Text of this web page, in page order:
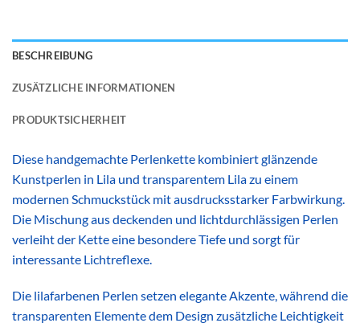
BESCHREIBUNG
ZUSÄTZLICHE INFORMATIONEN
PRODUKTSICHERHEIT
Diese handgemachte Perlenkette kombiniert glänzende
Kunstperlen in Lila und transparentem Lila zu einem
modernen Schmuckstück mit ausdrucksstarker Farbwirkung.
Die Mischung aus deckenden und lichtdurchlässigen Perlen
verleiht der Kette eine besondere Tiefe und sorgt für
interessante Lichtreflexe.
Die lilafarbenen Perlen setzen elegante Akzente, während die
transparenten Elemente dem Design zusätzliche Leichtigkeit